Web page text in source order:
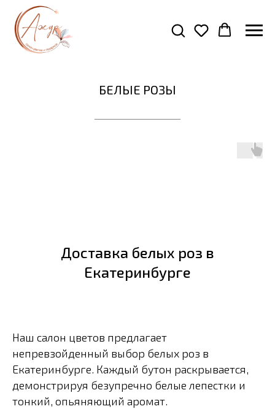
БЕЛЫЕ РОЗЫ
Доставка белых роз в
Екатеринбурге
Наш салон цветов предлагает
непревзойденный выбор белых роз в
Екатеринбурге. Каждый бутон раскрывается,
демонстрируя безупречно белые лепестки и
тонкий, опьяняющий аромат.